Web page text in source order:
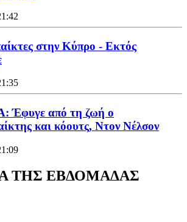
στην Κύπρο - Εκτός
Έφυγε από τη ζωή ο
και κόουτς, Ντον Νέλσον
ΤΗΣ ΕΒΔΟΜΑΔΑΣ